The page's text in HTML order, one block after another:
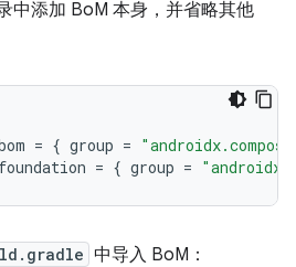
中添加 BoM 本身，并省略其他
= { group =
= { group =
中导入 BoM：